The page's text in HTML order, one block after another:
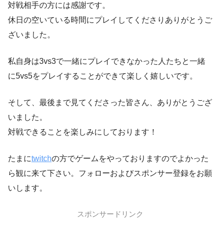
対戦相手の方には感謝です。
休日の空いている時間にプレイしてくださりありがとうご
ざいました。
私自身は3vs3で一緒にプレイできなかった人たちと一緒
に5vs5をプレイすることができて楽しく嬉しいです。
そして、最後まで見てくださった皆さん、ありがとうござ
いました。
対戦できることを楽しみにしております！
たまにtwitchの方でゲームをやっておりますのでよかった
ら観に来て下さい。フォローおよびスポンサー登録をお願
いします。
スポンサードリンク